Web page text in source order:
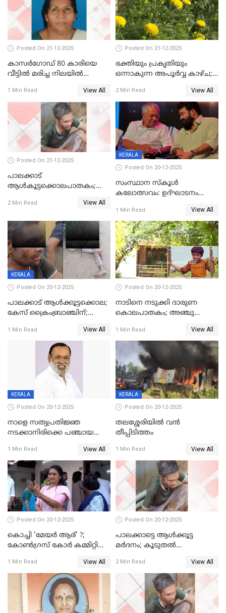
ആശുപത്രിയിലെത്തിച്ചു
Posted On 21-12-2025
കാസർഗോഡ് 80 കാരിയെ
വീട്ടിൽ മരിച്ച നിലയിൽ
1 Min Read View All
Posted On 21-12-2025
ഭക്തിയും പ്രകൃതിയും
ഒന്നാകുന്ന അപൂര്‍വ്വ കാഴ്ച;
കാഴ്ചാനുഭവമൊരുക്കി
ശബരീ നന്ദനം
2 Min Read View All
Posted On 21-12-2025
പാലക്കാട്‌
ആൾകൂട്ടക്കൊലപാതകം;
ഊർജ്ജിതമാക്കിമാക്കി
2 Min Read View All
KERALA
Posted On 20-12-2025
സംസ്ഥാന സ്കൂൾ
കലോത്സവം: ഉദ്ഘാടനം
മുഖ്യാതിഥിയായി
മോഹൻലാൽ
1 Min Read View All
KERALA
Posted On 20-12-2025
പാലക്കാട് ആൾക്കൂട്ടക്കൊല;
കേസ് ക്രൈംബ്രാഞ്ചിന്;
അന്വേഷിക്കും
1 Min Read View All
Posted On 20-12-2025
നാടിനെ നടുക്കി ദാരുണ
കൊലപാതകം; അഞ്ചു
കഴുത്തുഞെരിച്ച് കൊന്നു
1 Min Read View All
KERALA
Posted On 20-12-2025
നാളെ സത്യപ്രതിജ്ഞ
നടക്കാനിരിക്കെ പഞ്ചായത്ത്
1 Min Read View All
KERALA
Posted On 20-12-2025
തലശ്ശേരിയിൽ വൻ
തീപ്പിടിത്തം
1 Min Read View All
Posted On 20-12-2025
കൊച്ചി 'മേയർ ആര്' ?;
കോണ്‍ഗ്രസ് കോര്‍ കമ്മിറ്റി
1 Min Read View All
Posted On 20-12-2025
പാലക്കാട്ടെ ആള്‍ക്കൂട്ട
മര്‍ദനം; കൂടുതല്‍
അംഗ സംഘമെന്ന് വിവരം
2 Min Read View All